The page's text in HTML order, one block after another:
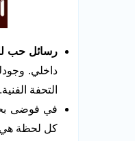
رسائل حب
داخلي.
التحفة الفنية.
في فوضى
كل لحظة هي